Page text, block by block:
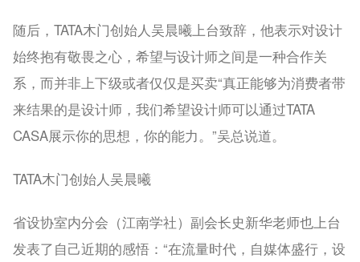
随后，TATA木门创始人吴晨曦上台致辞，他表示对设计
始终抱有敬畏之心，希望与设计师之间是一种合作关
系，而并非上下级或者仅仅是买卖“真正能够为消费者带
来结果的是设计师，我们希望设计师可以通过TATA
CASA展示你的思想，你的能力。”吴总说道。
TATA木门创始人吴晨曦
省设协室内分会（江南学社）副会长史新华老师也上台
发表了自己近期的感悟：“在流量时代，自媒体盛行，设